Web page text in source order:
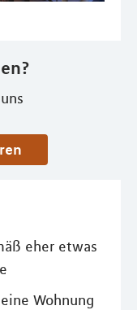
eher etwas
Wohnung